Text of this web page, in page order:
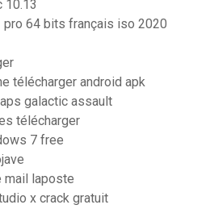
10.13
pro 64 bits français iso 2020
télécharger android apk
galactic assault
télécharger
7 free
mail laposte
x crack gratuit